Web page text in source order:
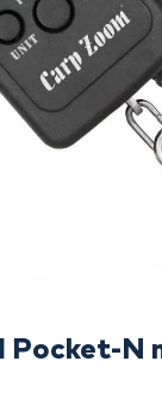
Pocket-N